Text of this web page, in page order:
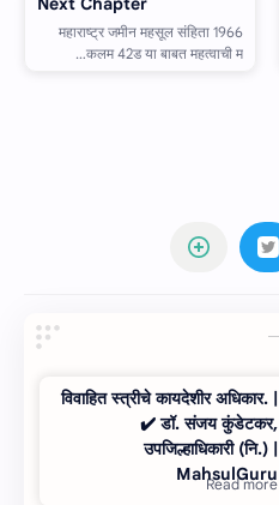
विवाहित स्त्रीचे कायदेशीर अधिकार. |
✔️ डॉ. संजय कुंडेटकर,
उपजिल्हाधिकारी (नि.) |
MahsulGuru